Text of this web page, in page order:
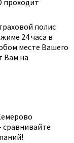
проходит
полис
24 часа в
месте Вашего
Вам на
сравнивайте